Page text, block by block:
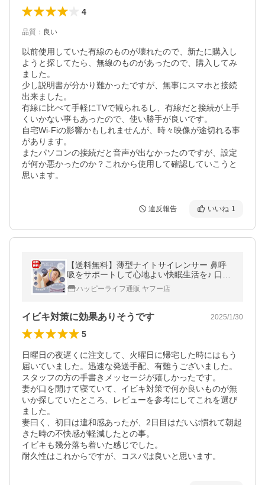
4
品質 ： 良い
以前使用していた有線のものが壊れたので、新たに購入し
ようと探してたら、無線のものがあったので、購入してみ
ました。
少し説明書が分かり難かったですが、無事にスマホと接続
出来ました。
有線に比べて手軽にTVで観られるし、有線だと接続が上手
くいかない事もあったので、使い勝手が良いです。
自宅Wi-Fiの影響かもしれませんが、時々映像が途切れる事
があります。
またパソコンの接続だと音声が出なかったのですが、設定
が何か悪かったのか？これから使用して確認していこうと
思います。
違反報告 いいね 1
【送料無料】薄型ナイトサイレンサー 鼻呼
吸をサポートして心地よい快眠生活を♪ 口・
のどの渇き対策にもオススメ♪鼻呼吸 グッズ
男女兼用 いびき対策
ハッピーライフ通販 ヤフー店
イビキ対策に効果ありそうです 2025/1/30
5
日曜日の夜遅くに注文して、火曜日に帰宅した時にはもう
届いていました。迅速な発送手配、有難うございました。
スタッフの方の手書きメッセージが嬉しかったです。
妻が口を開けて寝ていて、イビキ対策で何か良いものが無
いか探していたところ、レビューを参考にしてこれを選び
ました。
妻曰く、初日は違和感あったが、2日目はだいぶ慣れて朝起
きた時の不快感が軽減したとの事。
イビキも幾分落ち着いた感じでした。
耐久性はこれからですが、コスパは良いと思います。